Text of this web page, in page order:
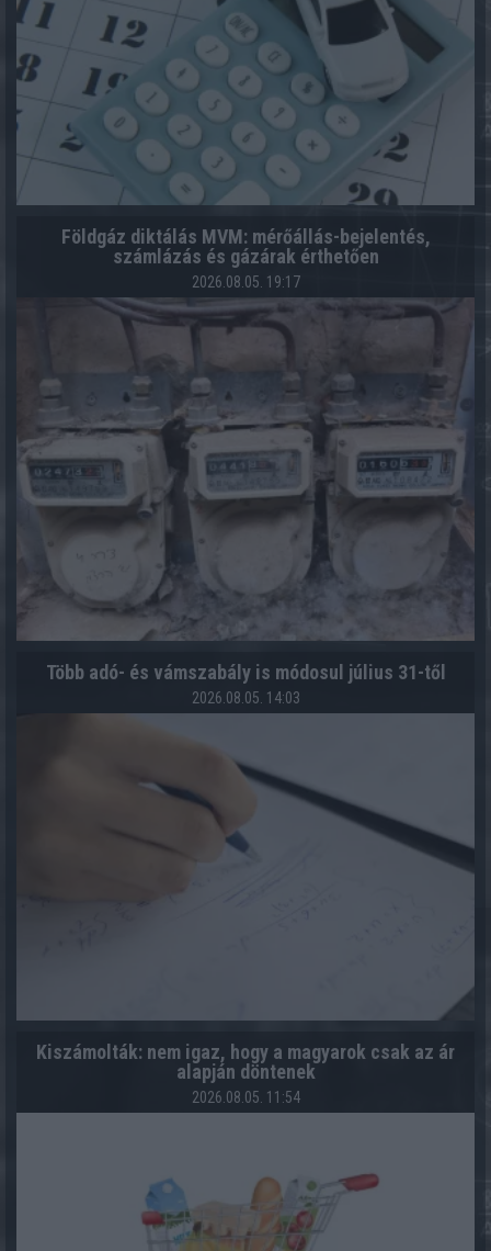
Földgáz diktálás MVM: mérőállás-bejelentés,
számlázás és gázárak érthetően
2026.08.05. 19:17
Több adó- és vámszabály is módosul július 31-től
2026.08.05. 14:03
Kiszámolták: nem igaz, hogy a magyarok csak az ár
alapján döntenek
2026.08.05. 11:54